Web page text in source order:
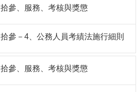
拾參、服務、考核與獎懲
拾參－4、公務人員考績法施行細則
拾參、服務、考核與獎懲